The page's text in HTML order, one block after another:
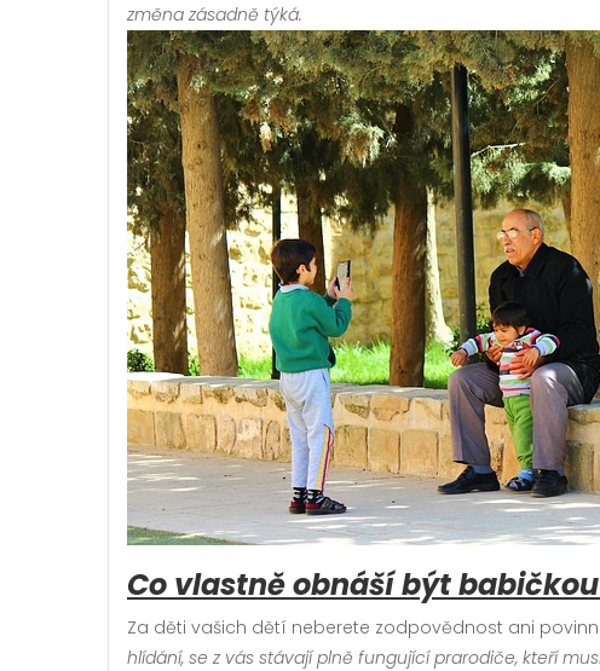
změna zásadně týká.
Co vlastně obnáší být
Za děti vašich dětí neberete zodpovědnost ani
hlídání, se z vás stávají plně fungující prarodiče, kteří